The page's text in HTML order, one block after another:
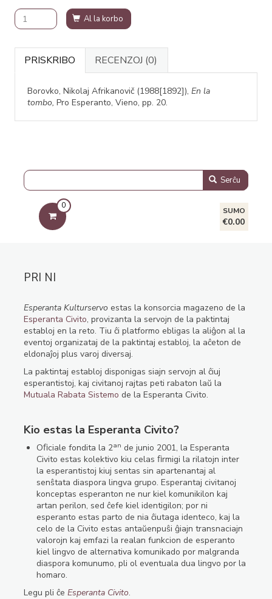
Al la korbo
PRISKRIBO RECENZOJ (0)
Borovko, Nikolaj Afrikanovič (1988[1892]), En la
tombo, Pro Esperanto, Vieno, pp. 20.
Serĉu
0
SUMO
€0.00
PRI NI
Esperanta Kulturservo estas la konsorcia magazeno de la
Esperanta Civito, provizanta la servojn de la paktintaj
establoj en la reto. Tiu ĉi platformo ebligas la aliĝon al la
eventoj organizataj de la paktintaj establoj, la aĉeton de
eldonaĵoj plus varoj diversaj.
La paktintaj establoj disponigas siajn servojn al ĉiuj
esperantistoj, kaj civitanoj rajtas peti rabaton laŭ la
Mutuala Rabata Sistemo de la Esperanta Civito.
Kio estas la Esperanta Civito?
Oﬁciale fondita la 2an de junio 2001, la Esperanta
Civito estas kolektivo kiu celas ﬁrmigi la rilatojn inter
la esperantistoj kiuj sentas sin apartenantaj al
senŝtata diaspora lingva grupo. Esperantaj civitanoj
konceptas esperanton ne nur kiel komunikilon kaj
artan perilon, sed ĉefe kiel identigilon; por ni
esperanto estas parto de nia ĉiutaga identeco, kaj la
celo de la Civito estas antaŭenpuŝi ĝiajn transnaciajn
valorojn kaj emfazi la realan funkcion de esperanto
kiel lingvo de alternativa komunikado por malgranda
diaspora komunumo, pli ol eventuala dua lingvo por la
homaro.
Legu pli ĉe Esperanta Civito.